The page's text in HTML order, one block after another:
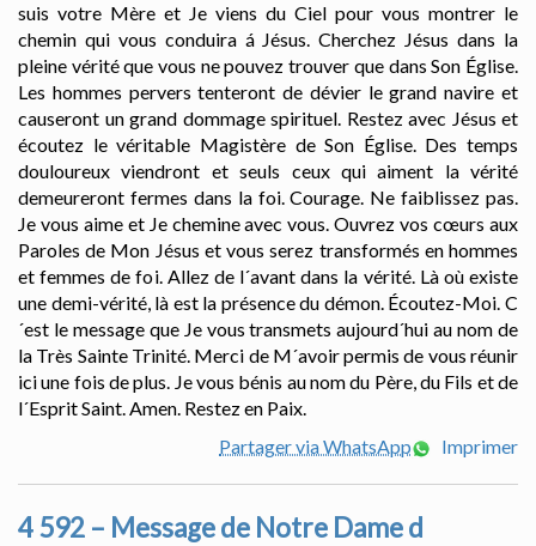
suis votre Mère et Je viens du Ciel pour vous montrer le
chemin qui vous conduira á Jésus. Cherchez Jésus dans la
pleine vérité que vous ne pouvez trouver que dans Son Église.
Les hommes pervers tenteront de dévier le grand navire et
causeront un grand dommage spirituel. Restez avec Jésus et
écoutez le véritable Magistère de Son Église. Des temps
douloureux viendront et seuls ceux qui aiment la vérité
demeureront fermes dans la foi. Courage. Ne faiblissez pas.
Je vous aime et Je chemine avec vous. Ouvrez vos cœurs aux
Paroles de Mon Jésus et vous serez transformés en hommes
et femmes de foi. Allez de l´avant dans la vérité. Là où existe
une demi-vérité, là est la présence du démon. Écoutez-Moi. C
´est le message que Je vous transmets aujourd´hui au nom de
la Très Sainte Trinité. Merci de M´avoir permis de vous réunir
ici une fois de plus. Je vous bénis au nom du Père, du Fils et de
l´Esprit Saint. Amen. Restez en Paix.
Partager via WhatsApp
Imprimer
4 592 – Message de Notre Dame d